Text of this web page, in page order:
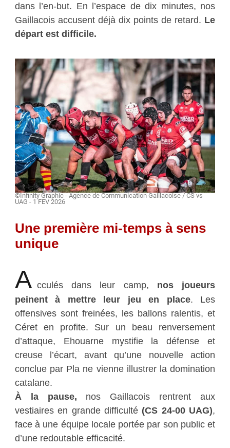
dans l’en-but. En l’espace de dix minutes, nos
Gaillacois accusent déjà dix points de retard. Le
départ est difficile.
©Infinity Graphic - Agence de Communication Gaillacoise / CS vs
UAG - 1 FEV 2026
Une première mi-temps à sens
unique
A cculés dans leur camp, nos joueurs
peinent à mettre leur jeu en place. Les
offensives sont freinées, les ballons ralentis, et
Céret en profite. Sur un beau renversement
d’attaque, Ehouarne mystifie la défense et
creuse l’écart, avant qu’une nouvelle action
conclue par Pla ne vienne illustrer la domination
catalane.
À la pause, nos Gaillacois rentrent aux
vestiaires en grande difficulté (CS 24-00 UAG),
face à une équipe locale portée par son public et
d’une redoutable efficacité.